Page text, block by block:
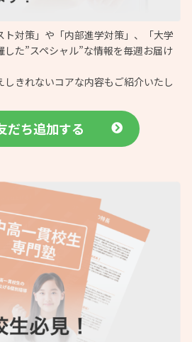
対策」や「内部進学対策」、「大学
た”スペシャル”な情報を毎週お届け
きれないコアな内容もご紹介いたし
だち追加する